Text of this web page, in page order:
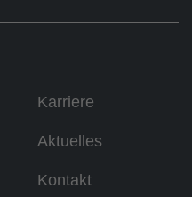
Karriere
Aktuelles
Kontakt